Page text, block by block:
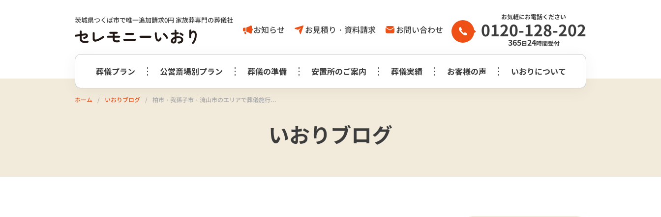
茨城県つくば市で唯一追加請求0円 家族葬専門の葬儀社
お知らせ お見積り・資料請求 お問い合わせ
お気軽にお電話ください
0120-128-202
365日24時間受付
葬儀プラン
家族葬1日プラン
白木祭壇プラン
公営斎場別プラン
つくばメモリアルホール
牛久市 阿見町 龍ケ崎市
葬儀の準備
葬儀の豆知識
事前相談に
葬儀社はどう
安置所のご案内 葬儀実績 お客様の声 いおりについて
葬儀に対する
考え方
いおり公式
ホーム いおりブログ 柏市・我孫子市・流山市のエリアで葬儀施行...
いおりブログ